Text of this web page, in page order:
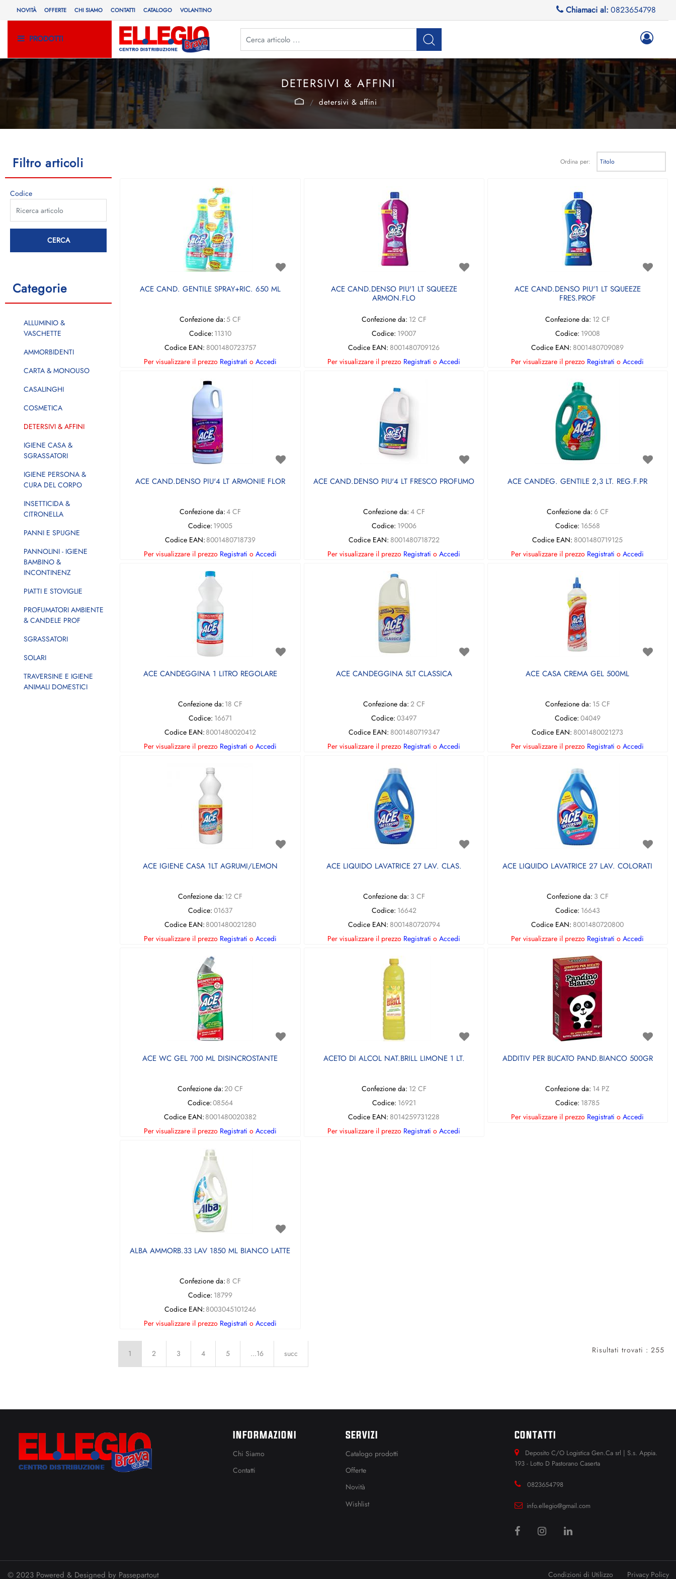
NOVITÀ OFFERTE CHI SIAMO CONTATTI CATALOGO VOLANTINO Chiamaci al: 0823654798
PRODOTTI
DETERSIVI & AFFINI
detersivi & affini
Filtro articoli
Codice
Categorie
ALLUMINIO &
VASCHETTE
AMMORBIDENTI
CARTA & MONOUSO
CASALINGHI
COSMETICA
DETERSIVI & AFFINI
IGIENE CASA &
SGRASSATORI
IGIENE PERSONA &
CURA DEL CORPO
INSETTICIDA &
CITRONELLA
PANNI E SPUGNE
PANNOLINI - IGIENE
BAMBINO &
INCONTINENZ
PIATTI E STOVIGLIE
PROFUMATORI AMBIENTE
& CANDELE PROF
SGRASSATORI
SOLARI
TRAVERSINE E IGIENE
ANIMALI DOMESTICI
Ordina per:
ACE CAND. GENTILE SPRAY+RIC. 650 ML
Confezione da:5 CF
Codice: 11310
Codice EAN: 8001480723757
Per visualizzare il prezzo Registrati o Accedi
ACE CAND.DENSO PIU'1 LT SQUEEZE
ARMON.FLO
Confezione da: 12 CF
Codice: 19007
Codice EAN: 8001480709126
Per visualizzare il prezzo Registrati oAccedi
ACE CAND.DENSO PIU'1 LT SQUEEZE
FRES.PROF
Confezione da: 12 CF
Codice: 19008
Codice EAN: 8001480709089
Per visualizzare il prezzo Registrati oAccedi
ACE CAND.DENSO PIU'4 LT ARMONIE FLOR
Confezione da:4 CF
Codice: 19005
Codice EAN: 8001480718739
Per visualizzare il prezzo Registrati o Accedi
ACE CAND.DENSO PIU'4 LT FRESCO PROFUMO
Confezione da: 4 CF
Codice: 19006
Codice EAN: 8001480718722
Per visualizzare il prezzo Registrati oAccedi
ACE CANDEG. GENTILE 2,3 LT. REG.F.PR
Confezione da: 6 CF
Codice: 16568
Codice EAN: 8001480719125
Per visualizzare il prezzo Registrati oAccedi
ACE CANDEGGINA 1 LITRO REGOLARE
Confezione da: 18 CF
Codice: 16671
Codice EAN: 8001480020412
Per visualizzare il prezzo Registrati o Accedi
ACE CANDEGGINA 5LT CLASSICA
Confezione da: 2 CF
Codice: 03497
Codice EAN: 8001480719347
Per visualizzare il prezzo Registrati oAccedi
ACE CASA CREMA GEL 500ML
Confezione da: 15 CF
Codice: 04049
Codice EAN: 8001480021273
Per visualizzare il prezzo Registrati oAccedi
ACE IGIENE CASA 1LT AGRUMI/LEMON
Confezione da: 12 CF
Codice: 01637
Codice EAN: 8001480021280
Per visualizzare il prezzo Registrati o Accedi
ACE LIQUIDO LAVATRICE 27 LAV. CLAS.
Confezione da: 3 CF
Codice: 16642
Codice EAN: 8001480720794
Per visualizzare il prezzo Registrati oAccedi
ACE LIQUIDO LAVATRICE 27 LAV. COLORATI
Confezione da: 3 CF
Codice: 16643
Codice EAN: 8001480720800
Per visualizzare il prezzo Registrati oAccedi
ACE WC GEL 700 ML DISINCROSTANTE
Confezione da:20 CF
Codice:08564
Codice EAN: 8001480020382
Per visualizzare il prezzo Registrati o Accedi
ACETO DI ALCOL NAT.BRILL LIMONE 1 LT.
Confezione da: 12 CF
Codice: 16921
Codice EAN: 8014259731228
Per visualizzare il prezzo Registrati oAccedi
ADDITIV PER BUCATO PAND.BIANCO 500GR
Confezione da: 14 PZ
Codice: 18785
Per visualizzare il prezzo Registrati oAccedi
ALBA AMMORB.33 LAV 1850 ML BIANCO LATTE
Confezione da: 8 CF
Codice: 18799
Codice EAN: 8003045101246
Per visualizzare il prezzo Registrati o Accedi
Risultati trovati : 255
1 2 3 4 5 ...16 succ
INFORMAZIONI
Chi Siamo
Contatti
SERVIZI
Catalogo prodotti
Offerte
Novità
Wishlist
CONTATTI
Deposito C/O Logistica Gen.Ca srl | S.s. Appia.
193 - Lotto D Pastorano Caserta
0823654798
info.ellegio@gmail.com
© 2023 Powered & Designed by Passepartout Condizioni di Utilizzo Privacy Policy